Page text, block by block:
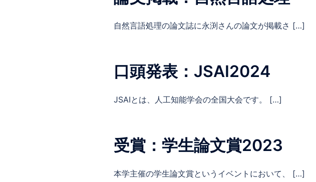
自然言語処理の論文誌に永渕さんの論文が掲載さ […]
口頭発表：JSAI2024
JSAIとは、人工知能学会の全国大会です。 […]
受賞：学生論文賞2023
本学主催の学生論文賞というイベントにおいて、 […]